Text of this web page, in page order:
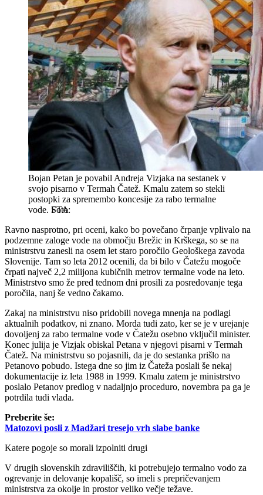
Bojan Petan je povabil Andreja Vizjaka na sestanek v
svojo pisarno v Termah Čatež. Kmalu zatem so stekli
postopki za spremembo koncesije za rabo termalne
vode. STA
Ravno nasprotno, pri oceni, kako bo povečano črpanje vplivalo na
podzemne zaloge vode na območju Brežic in Krškega, so se na
ministrstvu zanesli na osem let staro poročilo Geološkega zavoda
Slovenije. Tam so leta 2012 ocenili, da bi bilo v Čatežu mogoče
črpati največ 2,2 milijona kubičnih metrov termalne vode na leto.
Ministrstvo smo že pred tednom dni prosili za posredovanje tega
poročila, nanj še vedno čakamo.
Zakaj na ministrstvu niso pridobili novega mnenja na podlagi
aktualnih podatkov, ni znano. Morda tudi zato, ker se je v urejanje
dovoljenj za rabo termalne vode v Čatežu osebno vključil minister.
Konec julija je Vizjak obiskal Petana v njegovi pisarni v Termah
Čatež. Na ministrstvu so pojasnili, da je do sestanka prišlo na
Petanovo pobudo. Istega dne so jim iz Čateža poslali še nekaj
dokumentacije iz leta 1988 in 1999. Kmalu zatem je ministrstvo
poslalo Petanov predlog v nadaljnjo proceduro, novembra pa ga je
potrdila tudi vlada.
Preberite še:
Matozovi posli z Madžari tresejo vrh slabe banke
Katere pogoje so morali izpolniti drugi
V drugih slovenskih zdraviliščih, ki potrebujejo termalno vodo za
ogrevanje in delovanje kopališč, so imeli s prepričevanjem
ministrstva za okolje in prostor veliko večje težave.